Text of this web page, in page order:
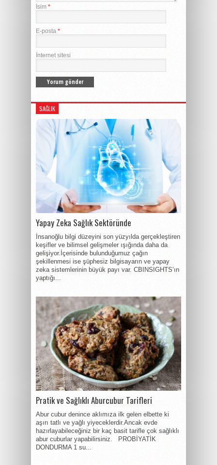
İsim *
E-posta *
İnternet sitesi
SAĞLIK
Yapay Zeka Sağlık Sektöründe
İnsanoğlu bilgi düzeyini son yüzyılda gerçekleştiren
keşifler ve bilimsel gelişmeler ışığında daha da
gelişiyor.İçerisinde bulunduğumuz çağın
şekillenmesi ise şüphesiz bilgisayarın ve yapay
zeka sistemlerinin büyük payı var. CBINSIGHTS’ın
yaptığı...
Pratik ve Sağlıklı Aburcubur Tarifleri
Abur cubur denince aklımıza ilk gelen elbette ki
aşırı tatlı ve yağlı yiyeceklerdir.Ancak evde
hazırlayabileceğiniz bir kaç basit tarifle çok sağlıklı
abur cuburlar yapabilirsiniz. PROBİYATİK
DONDURMA 1 su...